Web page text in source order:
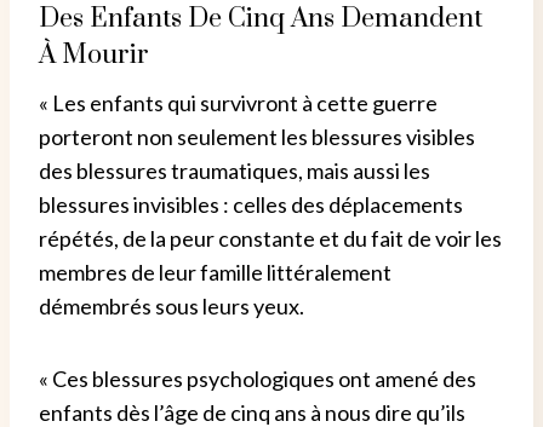
Des Enfants De Cinq Ans Demandent
À Mourir
« Les enfants qui survivront à cette guerre
porteront non seulement les blessures visibles
des blessures traumatiques, mais aussi les
blessures invisibles : celles des déplacements
répétés, de la peur constante et du fait de voir les
membres de leur famille littéralement
démembrés sous leurs yeux.
« Ces blessures psychologiques ont amené des
enfants dès l’âge de cinq ans à nous dire qu’ils